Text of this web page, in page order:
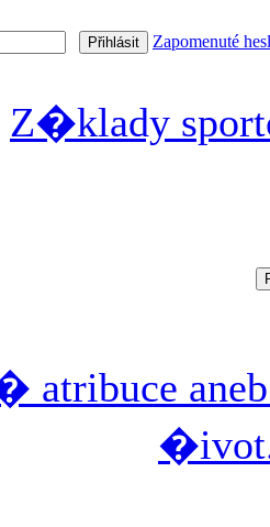
Zapomenuté
Z�klady
atribuce